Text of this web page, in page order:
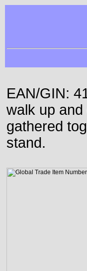
EAN/GIN:
walk up
gathered
stand.